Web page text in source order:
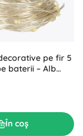
pe fir 5
baterii – Alb
În coș